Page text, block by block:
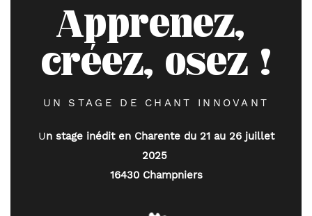
Apprenez,
créez, osez !
UN STAGE DE CHANT INNOVANT
Un stage inédit en Charente du 21 au 26 juillet
2025
16430 Champniers